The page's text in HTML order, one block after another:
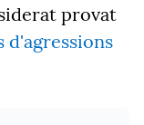
provat
d'agressions